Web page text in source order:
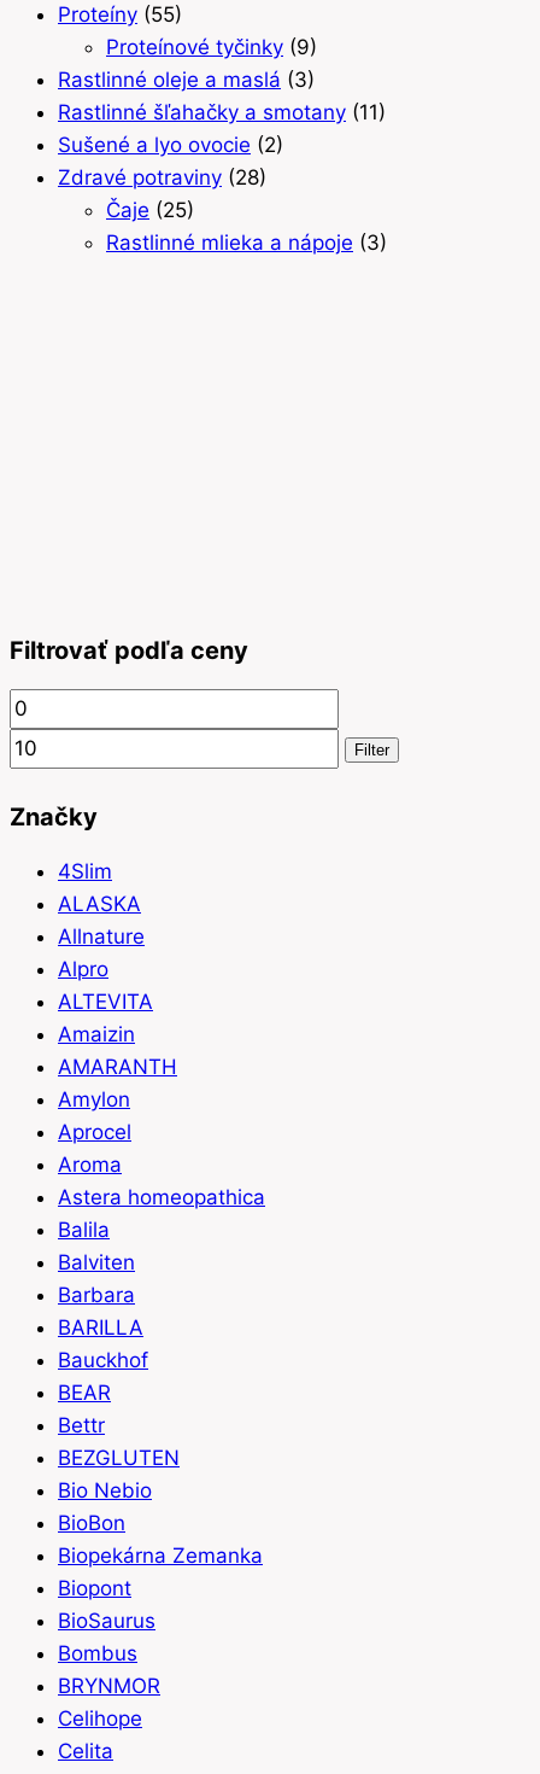
Proteíny (55)
Proteínové tyčinky (9)
Rastlinné oleje a maslá (3)
Rastlinné šľahačky a smotany (11)
Sušené a lyo ovocie (2)
Zdravé potraviny (28)
Čaje (25)
Rastlinné mlieka a nápoje (3)
Filtrovať podľa ceny
Minimálna
cena
cena
Filter
Značky
4Slim
ALASKA
Allnature
Alpro
ALTEVITA
Amaizin
AMARANTH
Amylon
Aprocel
Aroma
Astera homeopathica
Balila
Balviten
Barbara
BARILLA
Bauckhof
BEAR
Bettr
BEZGLUTEN
Bio Nebio
BioBon
Biopekárna Zemanka
Biopont
BioSaurus
Bombus
BRYNMOR
Celihope
Celita